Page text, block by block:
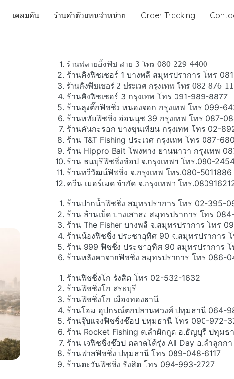
เคลมคัน ร้านค้าตัวแทนจำหน่าย Order Tracking
ร้านฟลายอิ้งฟิช สาย 3 โทร 080-229-4400
ร้านคิงฟิชเชอร์ 1 บางพลี สมุทรปราการ โทร
ร้านคิงฟิชเชอร์ 2 ประเวศ กรุงเทพ โทร 082-876-
ร้านคิงฟิชเชอร์ 3 กรุงเทพ โทร 091-989-8877
ร้านลุงติ๊กฟิชชิ่ง หนองจอก กรุงเทพ โทร 099-
ร้านหทัยฟิชชิ่ง อ่อนนุช 39 กรุงเทพ โทร 087-
ร้านคันกะรอก บางขุนเทียน กรุงเทพ โทร 02-
ร้าน T&T Fishing ประเวศ กรุงเทพ โทร 087-
ร้าน Hippro Bait โพงพาง ยานนาวา กรุงเทพ
ร้าน ธนบุรีฟิชชิ่งช้อป จ.กรุงเทพฯ โทร.090-
ร้านทวีวัฒน์ฟิชชิ่ง จ.กรุงเทพ โทร.080-5011886
ควีน เมอร์เมด จำกัด จ.กรุงเทพฯ โทร
ร้านปากน้ำฟิชชิ่ง สมุทรปราการ โทร 02-395-
ร้าน ล้านเบ็ด บางเสาธง สมุทรปราการ โทร
ร้าน The Fisher บางพลี จ.สมุทรปราการ โทร
ร้านน้องฟิชชิ่ง ประชาอุทิศ 90 จ.สมุทรปราการ
ร้าน 999 ฟิชชิ่ง ประชาอุทิศ 90 สมุทรปราการ
ร้านหลังคาจากฟิชชิ่ง สมุทรปราการ โทร 086-
ร้านฟิชชิ่งโก รังสิต โทร 02-532-1632
ร้านฟิชชิ่งโก สระบุรี
ร้านฟิชชิ่งโก เมืองทองธานี
ร้านโอม อุปกรณ์ตกปลานพวงศ์ ปทุมธานี 064-
ร้านจุ๊บแจงฟิชชิ่งช๊อป ปทุมธานี โทร 090-972-
ร้าน Rocket Fishing ต.ลำผักกูด อ.ธัญบุรี ปทุมธ
ร้าน เจฟิชชิ่งช๊อป ตลาดโต้รุ่ง All Day อ.ลำลูก
ร้านฟาสฟิชชิ่ง ปทุมธานี โทร 089-048-6117
ร้านตะวันฟิชชิ่ง รังสิต โทร 094-993-2727